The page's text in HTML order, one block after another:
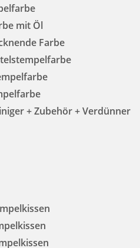
mit Öl
Farbe
+ Zubehör + Verdünner
€
mit Stempel Gehäuse chrom
€